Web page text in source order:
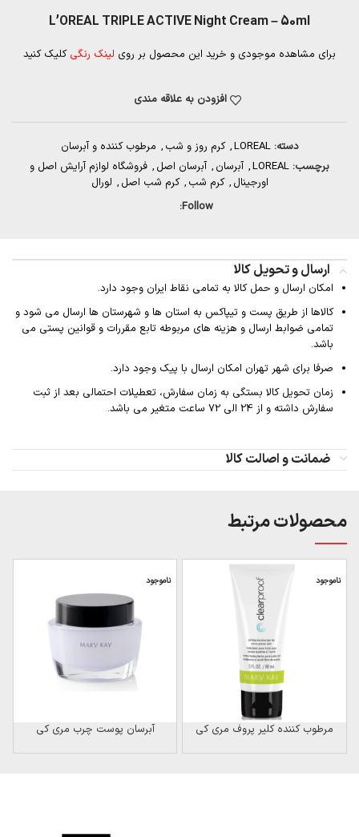
L’OREAL TRIPLE ACTIVE Night Cream – 50ml
برای مشاهده موجودی و خرید این محصول بر روی لینک رنگی کلیک کنید
افزودن به علاقه مندی
دسته: LOREAL
, کرم روز و شب , مرطوب کننده و آبرسان
برچسب: LOREAL
, آبرسان , آبرسان اصل , فروشگاه لوازم آرایش اصل و
اورجینال , کرم شب , کرم شب اصل , لورال
Follow:
ارسال و تحویل کالا
امکان ارسال و حمل کالا به تمامی نقاط ایران وجود دارد.
کالاها از طریق پست و تیپاکس به استان ها و شهرستان ها ارسال می شود و
تمامی ضوابط ارسال و هزینه های مربوطه تابع مقررات و قوانین پستی می
باشد.
صرفا برای شهر تهران امکان ارسال با پیک وجود دارد.
زمان تحویل کالا بستگی به زمان سفارش، تعطیلات احتمالی بعد از ثبت
سفارش داشته و از 24 الی 72 ساعت متغیر می باشد.
ضمانت و اصالت کالا
محصولات مرتبط
ناموجود
مرطوب کننده کلیر پروف مری کی
ناموجود
آبرسان پوست چرب مری کی